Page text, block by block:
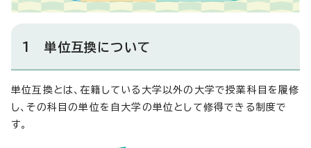
1 単位互換について
単位互換とは、在籍している大学以外の大学で授業科目を履修
し、その科目の単位を自大学の単位として修得できる制度で
す。